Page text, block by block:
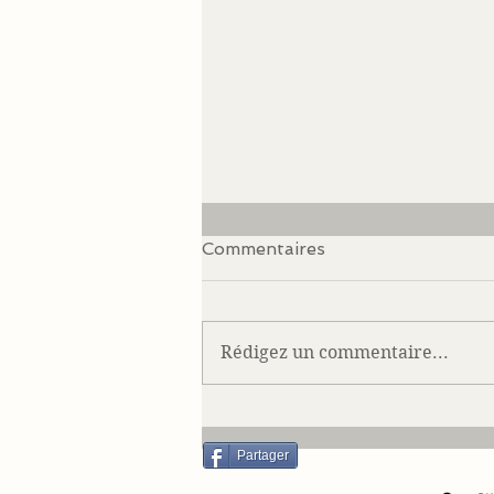
Commentaires
Rédigez un commentaire...
Partager